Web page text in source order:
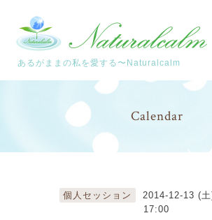
あるがままの私を愛する〜Naturalcalm
Calendar
個人セッション
2014-12-13 (
17:00